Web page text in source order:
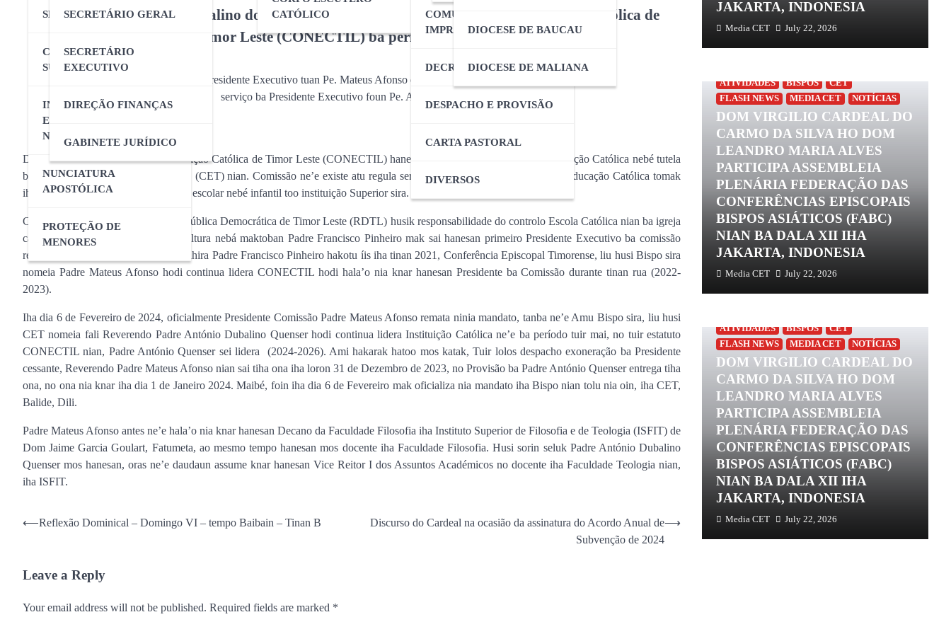
SECRETARIADO
SECRETÁRIO GERAL
SECRETÁRIO
EXECUTIVO
DIREÇÃO FINANÇAS
GABINETE JURÍDICO
COMISSÃO TÉCNICO
SUPERIOR (CTS)
INSTITUIÇÕES E
ENCARREGADOS
NACIONAIS
NUNCIATURA
APOSTÓLICA
PROTEÇÃO DE
MENORES
CATÓLICO
DIOCESE DE BAUCAU
DIOCESE DE MALIANA
COMUNICADOS DE
IMPRENSA
DECRETO
DESPACHO E PROVISÃO
CARTA PASTORAL
DIVERSOS
Pe.António Quenser do Balino do Carmosei lidera Comissão Nacional da Educação Católica de
Timor Leste (CONECTIL) ba período 2024-2026
Presidente Executivo tuan Pe. Mateus Afonso entrega oficialmente
serviço ba Presidente Executivo foun Pe. António Quenser
DILI – Comissão Nacional da Educação Católica de Timor Leste (CONECTIL) hanesan Comissão Direta ida husi Educação Católica nebé tutela
ba Conferência Episcopal Timorense, (CET) nian. Comissão ne’e existe atu regula serviços hotu-hotu nebé pertence ba Educação Católica tomak
iha Timor Leste, hahú husi instituição escolar nebé infantil too instituição Superior sira.
CONECTIL existe desde Estado República Democrática de Timor Leste (RDTL) husik responsabilidade do controlo Escola Católica nian ba igreja
católica iha Timor laran tomak, iha altura nebá maktoban Padre Francisco Pinheiro mak sai hanesan primeiro Presidente Executivo ba comissão
refere hodi lidera comissão ne’e. Bainhira Padre Francisco Pinheiro hakotu íis iha tinan 2021, Conferência Episcopal Timorense, liu husi Bispo sira
nomeia Padre Mateus Afonso hodi continua lidera CONECTIL hodi hala’o nia knar hanesan Presidente ba Comissão durante tinan rua (2022-
2023).
Iha dia 6 de Fevereiro de 2024, oficialmente Presidente Comissão Padre Mateus Afonso remata ninia mandato, tanba ne’e Amu Bispo sira, liu husi
CET nomeia fali Reverendo Padre António Dubalino Quenser hodi continua lidera Instituição Católica ne’e ba período tuir mai, no tuir estatuto
CONECTIL nian, Padre António Quenser sei lidera (2024-2026). Ami hakarak hatoo mos katak, Tuir lolos despacho exoneração ba Presidente
cessante, Reverendo Padre Mateus Afonso nian sai tiha ona iha loron 31 de Dezembro de 2023, no Provisão ba Padre António Quenser entrega tiha
ona, no ona nia knar iha dia 1 de Janeiro 2024. Maibé, foin iha dia 6 de Fevereiro mak oficializa nia mandato iha Bispo nian tolu nia oin, iha CET,
Balide, Dili.
Padre Mateus Afonso antes ne’e hala’o nia knar hanesan Decano da Faculdade Filosofia iha Instituto Superior de Filosofia e de Teologia (ISFIT) de
Dom Jaime Garcia Goulart, Fatumeta, ao mesmo tempo hanesan mos docente iha Faculdade Filosofia. Husi sorin seluk Padre António Dubalino
Quenser mos hanesan, oras ne’e daudaun assume knar hanesan Vice Reitor I dos Assuntos Académicos no docente iha Faculdade Teologia nian,
iha ISFIT.
Post
⟵Reflexão Dominical – Domingo VI – tempo Baibain – Tinan B
Discurso do Cardeal na ocasião da assinatura do Acordo Anual de
Subvenção de 2024
⟶
Leave a Reply
Your email address will not be published. Required fields are marked *
ROMA. Me. Carla Araújo, FdCC
Media CET July 9, 2026
JAKARTA, INDONESIA
Media CET July 22, 2026
MADRES CANOSSIANAS
PROVÍNCIA SÃO JOSÉ
TIMOR-LESTE SIMU VISITA
CANÓNICA HUSI MADRE
GERAL HO CONSELHO HUSI
ROMA. Me. Carla Araújo, FdCC
Media CET July 9, 2026
ATIVIDADES BISPOS
CET
FLASH NEWS
MEDIA CET NOTÍCIAS
DOM VIRGILIO CARDEAL DO
CARMO DA SILVA HO DOM
LEANDRO MARIA ALVES
PARTICIPA ASSEMBLEIA
PLENÁRIA FEDERAÇÃO DAS
CONFERÊNCIAS EPISCOPAIS
BISPOS ASIÁTICOS (FABC)
NIAN BA DALA XII IHA
JAKARTA, INDONESIA
Media CET July 22, 2026
ATIVIDADES BISPOS
FLASH NEWS
MEDIA CET
NOTÍCIAS
CET – NOTA DE PESAR PELO
Media CET July 6, 2026
ATIVIDADES BISPOS
CET
FLASH NEWS
MEDIA CET NOTÍCIAS
DOM VIRGILIO CARDEAL DO
CARMO DA SILVA HO DOM
LEANDRO MARIA ALVES
PARTICIPA ASSEMBLEIA
PLENÁRIA FEDERAÇÃO DAS
CONFERÊNCIAS EPISCOPAIS
BISPOS ASIÁTICOS (FABC)
NIAN BA DALA XII IHA
JAKARTA, INDONESIA
Media CET July 22, 2026